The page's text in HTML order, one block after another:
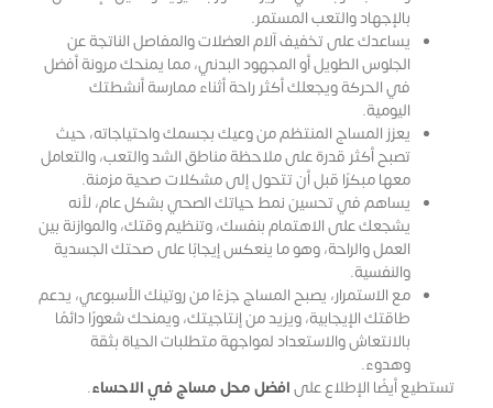
بالإجهاد والتعب المستمر.
يساعدك على تخفيف آلام العضلات والمفاصل الناتجة عن
الجلوس الطويل أو المجهود البدني، مما يمنحك مرونة أفضل
في الحركة ويجعلك أكثر راحة أثناء ممارسة أنشطتك
اليومية.
يعزز المساج المنتظم من وعيك بجسمك واحتياجاته، حيث
تصبح أكثر قدرة على ملاحظة مناطق الشد والتعب، والتعامل
معها مبكرًا قبل أن تتحول إلى مشكلات صحية مزمنة.
يساهم في تحسين نمط حياتك الصحي بشكل عام، لأنه
يشجعك على الاهتمام بنفسك، وتنظيم وقتك، والموازنة بين
العمل والراحة، وهو ما ينعكس إيجابًا على صحتك الجسدية
والنفسية.
مع الاستمرار، يصبح المساج جزءًا من روتينك الأسبوعي، يدعم
طاقتك الإيجابية، ويزيد من إنتاجيتك، ويمنحك شعورًا دائمًا
بالانتعاش والاستعداد لمواجهة متطلبات الحياة بثقة
وهدوء.
تستطيع أيضًا الإطلاع علىافضل محل مساج في الاحساء.